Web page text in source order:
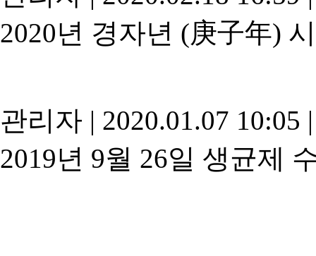
2020년 경자년 (庚子年)
관리자 | 2020.01.07 10:05 |
2019년 9월 26일 생균제